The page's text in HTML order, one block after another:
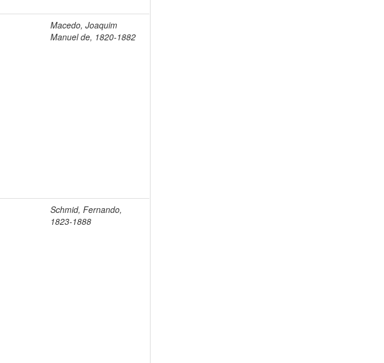
Macedo, Joaquim
Manuel de, 1820-1882
Schmid, Fernando,
1823-1888